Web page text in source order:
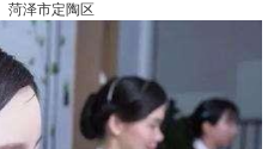
菏泽市定陶区